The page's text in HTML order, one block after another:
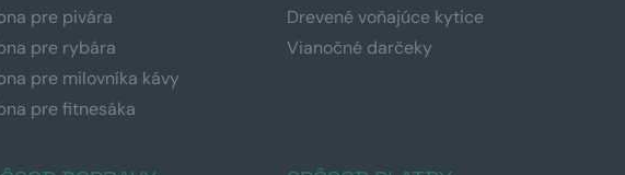
pre pivára
pre rybára
pre milovníka kávy
pre fitnesáka
Drevené voňajúce kytice
Vianočné darčeky